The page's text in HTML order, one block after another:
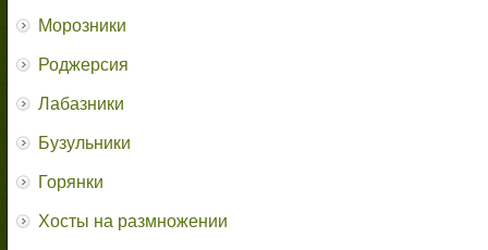
Морозники
Роджерсия
Лабазники
Бузульники
Горянки
Хосты на размножении